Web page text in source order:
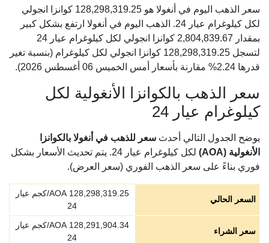
سعر الذهب اليوم في أنغولا هو 128,298,319.25 كوانزا انجولي
لكل كيلوغرام عيار 24. الذهب اليوم في أنغولا ارتفع بشكل كبير
بمقدار 2,804,839.67 كوانزا انجولي لكل كيلوغرام عيار 24
لتسجل 128,298,319.25 كوانزا انجولي لكل كيلوغرام (بنسبة تغير
قدرها 2.24% مقارنة بأسعار أمس الخميس 06 أغسطس 2026).
سعر الذهب بالكوانزا الأنغولية لكل
كيلوغرام عيار 24
يوضح الجدول التالي أحدث سعر للذهب في أنغولا بالكوانزا
الأنغولية (AOA)
لكل كيلوغرام عيار 24. يتم تحديث الأسعار بشكل
فوري بناءً على سعر الذهب الفوري (سعر العرض).
السعر الحالي
128,298,319.25
AOA/كجم عيار
24
سعر الشراء
128,291,904.34
AOA/كجم عيار
24